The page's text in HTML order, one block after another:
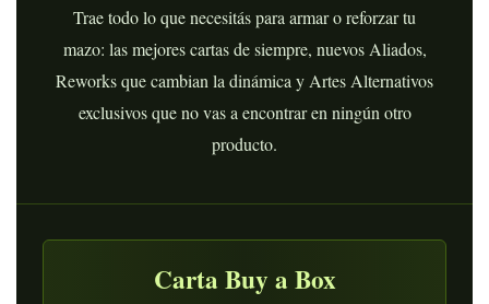
Trae todo lo que necesitás para armar o reforzar tu
mazo: las mejores cartas de siempre, nuevos Aliados,
Reworks que cambian la dinámica y Artes Alternativos
exclusivos que no vas a encontrar en ningún otro
producto.
Carta Buy a Box